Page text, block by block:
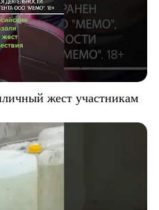
жест участникам